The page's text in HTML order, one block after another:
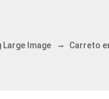
Large Image→ Carreto